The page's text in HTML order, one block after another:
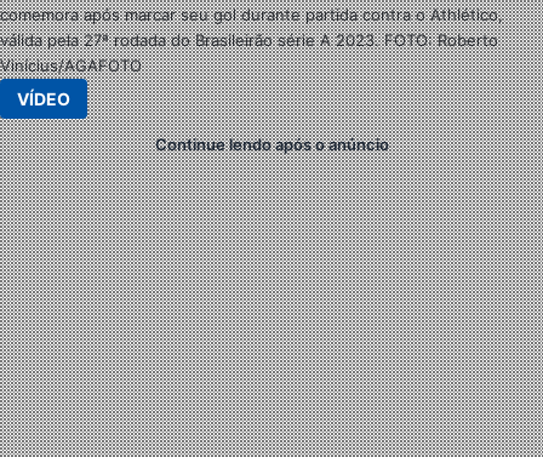
comemora após marcar seu gol durante partida contra o Athlético,
válida pela 27ª rodada do Brasileirão série A 2023. FOTO: Roberto
Vinícius/AGAFOTO
VÍDEO
Continue lendo após o anúncio